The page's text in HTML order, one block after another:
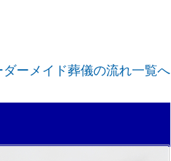
ダーメイド葬儀の流れ一覧へ